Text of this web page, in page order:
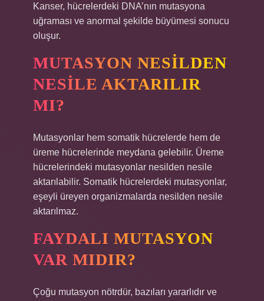
Kanser, hücrelerdeki DNA’nın mutasyona
uğraması ve anormal şekilde büyümesi sonucu
oluşur.
MUTASYON NESILDEN
NESILE AKTARILIR
MI?
Mutasyonlar hem somatik hücrelerde hem de
üreme hücrelerinde meydana gelebilir. Üreme
hücrelerindeki mutasyonlar nesilden nesile
aktarılabilir. Somatik hücrelerdeki mutasyonlar,
eşeyli üreyen organizmalarda nesilden nesile
aktarılmaz.
FAYDALI MUTASYON
VAR MIDIR?
Çoğu mutasyon nötrdür, bazıları yararlıdır ve